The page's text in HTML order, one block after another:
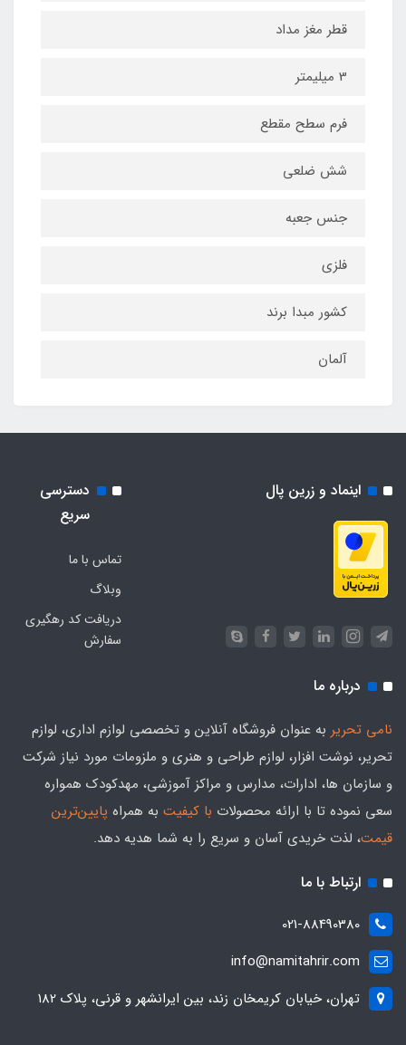
قطر مغز مداد
3 میلیمتر
فرم سطح مقطع
شش ضلعی
جنس جعبه
فلزی
کشور مبدا برند
آلمان
اینماد و زرین پال
دسترسی
سریع
تماس با ما
وبلاگ
دریافت کد رهگیری
سفارش
درباره ما
نامی تحریر به عنوان فروشگاه آنلاین و تخصصی لوازم اداری، لوازم
تحریر، نوشت افزار، لوازم طراحی و هنری و ملزومات مورد نیاز شرکت
و سازمان ها، ادارات، مدارس و مراکز آموزشی، مهدکودک همواره
سعی نموده تا با ارائه محصولات با کیفیت به همراه پایین‌ترین
قیمت، لذت خریدی آسان و سریع را به شما هدیه‌ دهد.
ارتباط با ما
021-88490380
info@namitahrir.com
تهران، خیابان کریمخان زند، بین ایرانشهر و قرنی، پلاک 182